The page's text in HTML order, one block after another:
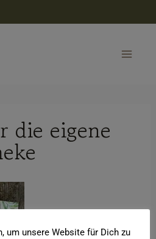
die eigene
um unsere Website für Dich zu